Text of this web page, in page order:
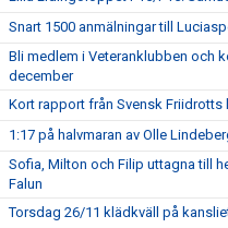
Snart 1500 anmälningar till
Bli medlem i Veteranklubben och
december
Kort rapport från Svensk
1:17 på halvmaran av Olle
Sofia, Milton och Filip uttagna till
Falun
Torsdag 26/11 klädkväll på